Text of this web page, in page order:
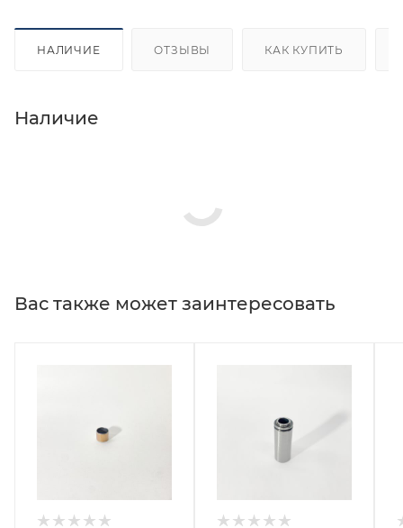
НАЛИЧИЕ ОТЗЫВЫ КАК КУПИТЬ
Наличие
Вас также может заинтересовать